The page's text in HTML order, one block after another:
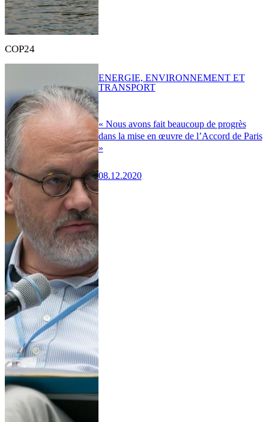
COP24
« Nous avons fait beaucoup de progrès
dans la mise en œuvre de l’Accord de Paris
»
08.12.2020
ENERGIE, ENVIRONNEMENT ET
TRANSPORT